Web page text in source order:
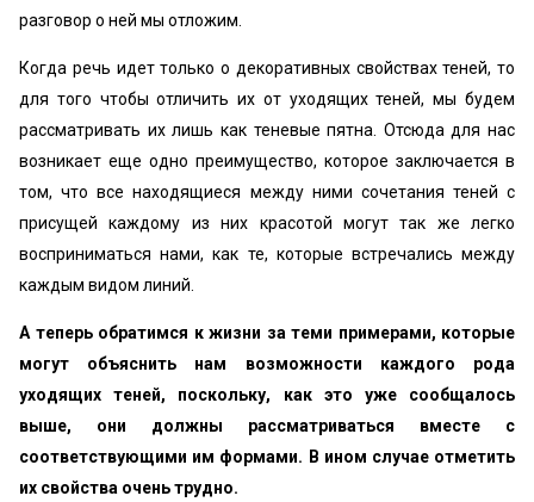
разговор о ней мы отложим.
Когда речь идет только о декоративных свойствах теней, то
для того чтобы отличить их от уходящих теней, мы будем
рассматривать их лишь как теневые пятна. Отсюда для нас
возникает еще одно преимущество, которое заключается в
том, что все находящиеся между ними сочетания теней с
присущей каждому из них красотой могут так же легко
восприниматься нами, как те, которые встречались между
каждым видом линий.
А теперь обратимся к жизни за теми примерами, которые
могут объяснить нам возможности каждого рода
уходящих теней, поскольку, как это уже сообщалось
выше, они должны рассматриваться вместе с
соответствующими им формами. В ином случае отметить
их свойства очень трудно.